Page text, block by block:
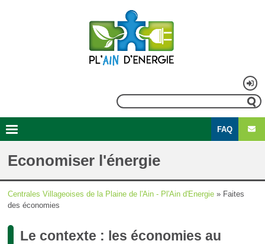
Rechercher
compte
de
Navigation
principale
menu
FAQ
Economiser l'énergie
Fil
d'Ariane
Centrales Villageoises de la Plaine de l'Ain - Pl'Ain d'Energie
Faites
des économies
Le contexte : les économies au